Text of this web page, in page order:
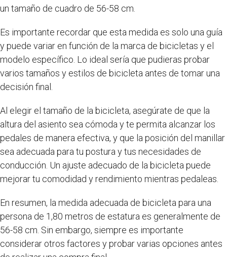
un tamaño de cuadro de 56-58 cm.
Es importante recordar que esta medida es solo una guía
y puede variar en función de la marca de bicicletas y el
modelo específico. Lo ideal sería que pudieras probar
varios tamaños y estilos de bicicleta antes de tomar una
decisión final.
Al elegir el tamaño de la bicicleta, asegúrate de que la
altura del asiento sea cómoda y te permita alcanzar los
pedales de manera efectiva, y que la posición del manillar
sea adecuada para tu postura y tus necesidades de
conducción. Un ajuste adecuado de la bicicleta puede
mejorar tu comodidad y rendimiento mientras pedaleas.
En resumen, la medida adecuada de bicicleta para una
persona de 1,80 metros de estatura es generalmente de
56-58 cm. Sin embargo, siempre es importante
considerar otros factores y probar varias opciones antes